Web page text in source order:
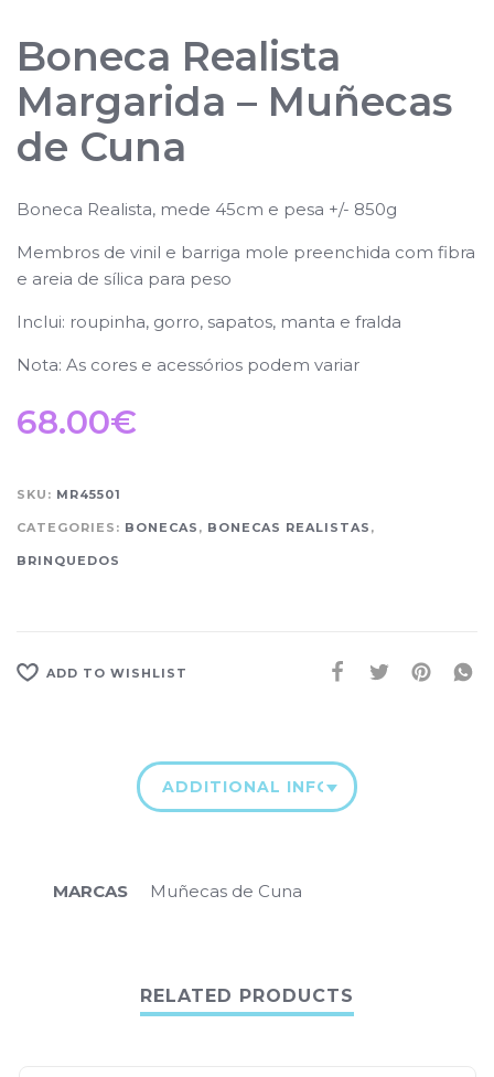
Boneca Realista
Margarida – Muñecas
de Cuna
Boneca Realista, mede 45cm e pesa +/- 850g
Membros de vinil e barriga mole preenchida com fibra
e areia de sílica para peso
Inclui: roupinha, gorro, sapatos, manta e fralda
Nota: As cores e acessórios podem variar
68.00€
SKU: MR45501
CATEGORIES: BONECAS , BONECAS REALISTAS ,
BRINQUEDOS
ADD TO WISHLIST
ADDITIONAL INFORMATION
MARCAS Muñecas de Cuna
RELATED PRODUCTS